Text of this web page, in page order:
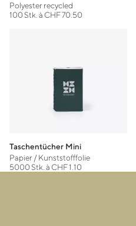
Polyester recycled
100 Stk. à CHF 70.50
Taschentücher Mini
Papier / Kunststofffolie
5000 Stk. à CHF 1.10